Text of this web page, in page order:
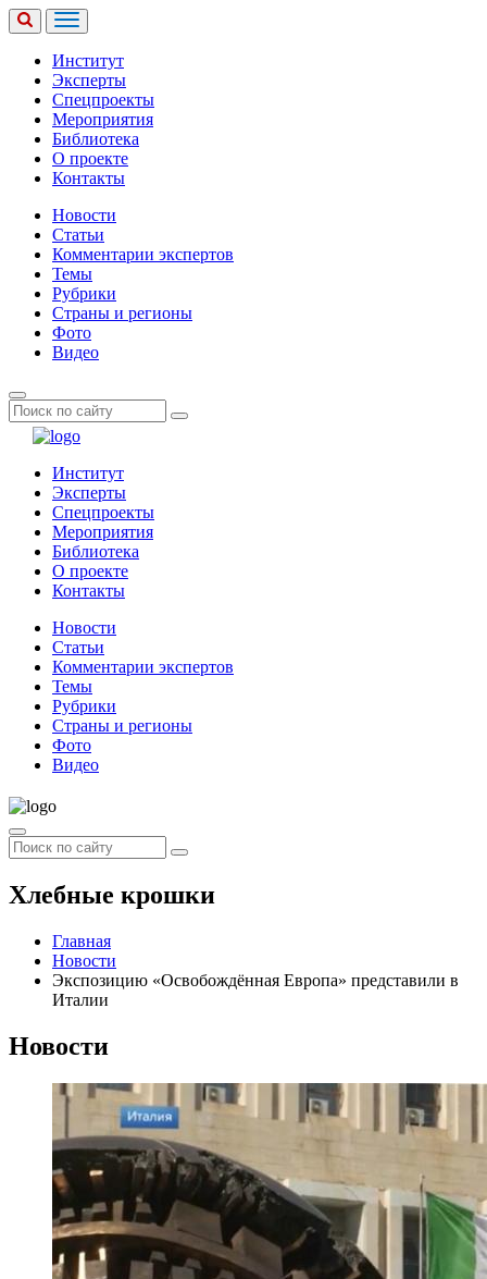
Институт
Эксперты
Спецпроекты
Мероприятия
Библиотека
О проекте
Контакты
Новости
Статьи
Комментарии экспертов
Темы
Рубрики
Страны и регионы
Фото
Видео
Институт
Эксперты
Спецпроекты
Мероприятия
Библиотека
О проекте
Контакты
Новости
Статьи
Комментарии экспертов
Темы
Рубрики
Страны и регионы
Фото
Видео
Хлебные крошки
Главная
Новости
Экспозицию «Освобождённая Европа» представили в
Италии
Новости